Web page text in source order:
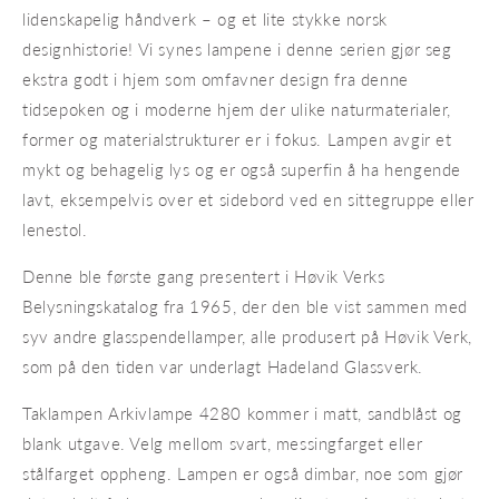
lidenskapelig håndverk – og et lite stykke norsk
designhistorie! Vi synes lampene i denne serien gjør seg
ekstra godt i hjem som omfavner design fra denne
tidsepoken og i moderne hjem der ulike naturmaterialer,
former og materialstrukturer er i fokus. Lampen avgir et
mykt og behagelig lys og er også superfin å ha hengende
lavt, eksempelvis over et sidebord ved en sittegruppe eller
lenestol.
Denne ble første gang presentert i Høvik Verks
Belysningskatalog fra 1965, der den ble vist sammen med
syv andre glasspendellamper, alle produsert på Høvik Verk,
som på den tiden var underlagt Hadeland Glassverk.
Taklampen Arkivlampe 4280 kommer i matt, sandblåst og
blank utgave. Velg mellom svart, messingfarget eller
stålfarget oppheng. Lampen er også dimbar, noe som gjør